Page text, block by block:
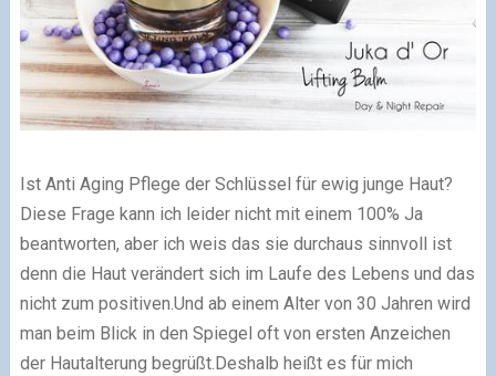
Ist Anti Aging Pflege der Schlüssel für ewig junge Haut?
Diese Frage kann ich leider nicht mit einem 100% Ja
beantworten, aber ich weis das sie durchaus sinnvoll ist
denn die Haut verändert sich im Laufe des Lebens und das
nicht zum positiven.Und ab einem Alter von 30 Jahren wird
man beim Blick in den Spiegel oft von ersten Anzeichen
der Hautalterung begrüßt.Deshalb heißt es für mich